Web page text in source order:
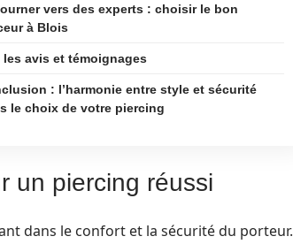
vers des experts : choisir le bon
à Blois
les avis et témoignages
: l’harmonie entre style et sécurité
le choix de votre piercing
un piercing réussi
dans le confort et la sécurité du porteur.